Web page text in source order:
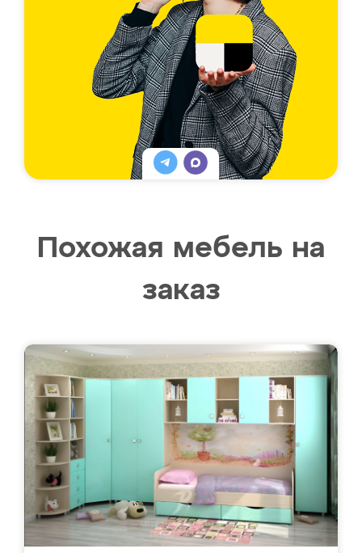
Похожая мебель на
заказ